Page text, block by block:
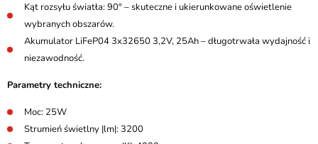
Kąt rozsyłu światła: 90° – skuteczne i ukierunkowane oświetlenie
wybranych obszarów.
Akumulator LiFeP04 3x32650 3,2V, 25Ah – długotrwała wydajność i
niezawodność.
Parametry techniczne:
Moc: 25W
Strumień świetlny |lm|: 3200